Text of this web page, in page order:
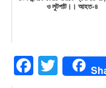
ও লুটপাট।। আহত-৪
Facebook
Twitter